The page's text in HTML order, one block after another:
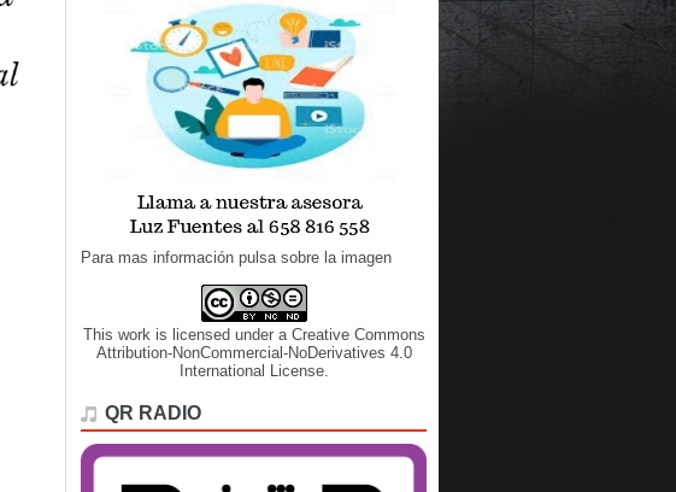
Para mas información pulsa sobre la imagen
This work is licensed under a Creative Commons
Attribution-NonCommercial-NoDerivatives 4.0
International License.
QR RADIO